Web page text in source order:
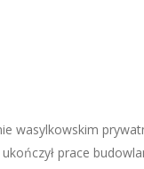
wasylkowskim
prace